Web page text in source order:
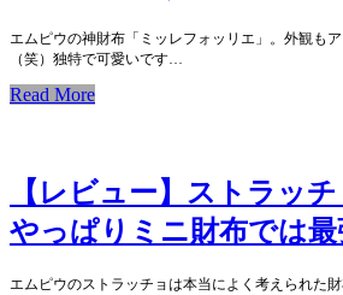
エムピウの神財布「ミッレフォッリエ」。外観も
（笑）独特で可愛いです…
Read More
【レビュー】ストラッ
やっぱりミニ財布では最
エムピウのストラッチョは本当によく考えられた